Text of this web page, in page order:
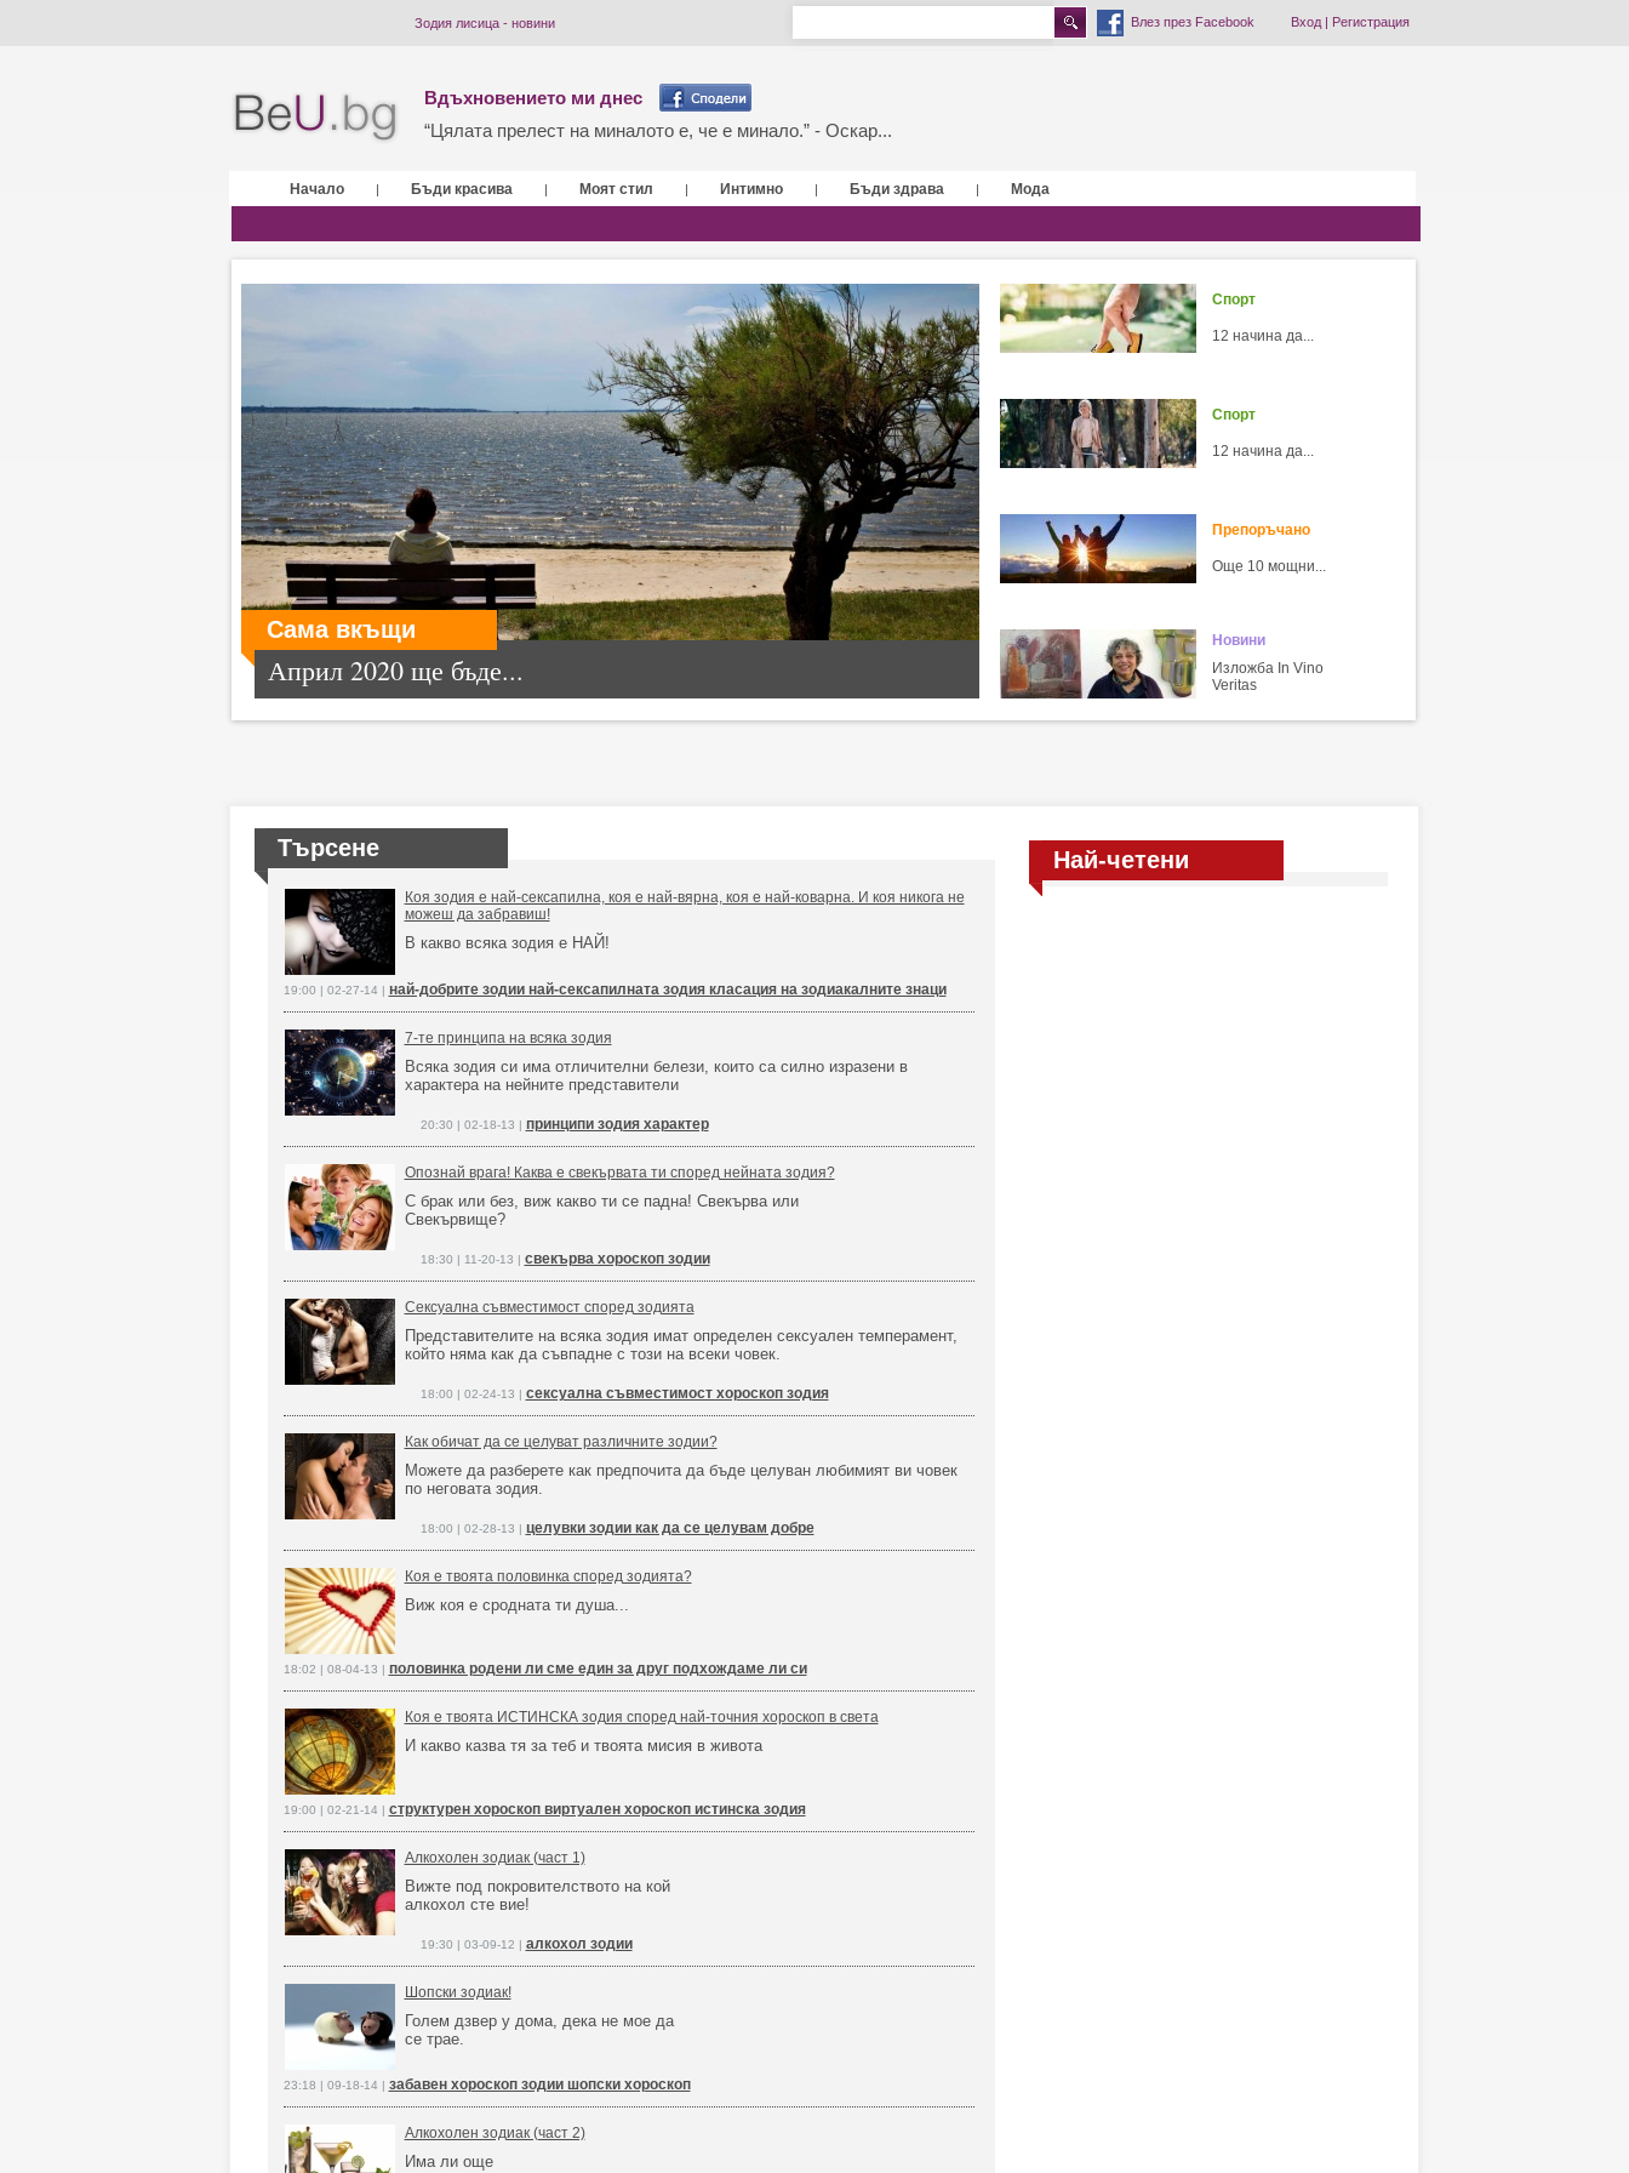
Зодия лисица - новини Влез през Facebook Вход| Регистрация
Вдъхновението ми днес
“Цялата прелест на миналото е, че е минало.” - Оскар...
Начало | Бъди красива | Моят стил | Интимно | Бъди здрава | Мода
Сама вкъщи
Април 2020 ще бъде...
Спорт
12 начина да...
Спорт
12 начина да...
Препоръчано
Още 10 мощни...
Новини
Изложба In Vino
Veritas
Търсене
Коя зодия е най-сексапилна, коя е най-вярна, коя е най-коварна. И коя никога не
можеш да забравиш!
В какво всяка зодия е НАЙ!
19:00 | 02-27-14 | най-добрите зодии най-сексапилната зодия класация на зодиакалните знаци
7-те принципа на всяка зодия
Всяка зодия си има отличителни белези, които са силно изразени в
характера на нейните представители
20:30 | 02-18-13 | принципи зодия характер
Опознай врага! Каква е свекървата ти според нейната зодия?
С брак или без, виж какво ти се падна! Свекърва или
Свекървище?
18:30 | 11-20-13 | свекърва хороскоп зодии
Сексуална съвместимост според зодията
Представителите на всяка зодия имат определен сексуален темперамент,
който няма как да съвпадне с този на всеки човек.
18:00 | 02-24-13 | сексуална съвместимост хороскоп зодия
Как обичат да се целуват различните зодии?
Можете да разберете как предпочита да бъде целуван любимият ви човек
по неговата зодия.
18:00 | 02-28-13 | целувки зодии как да се целувам добре
Коя е твоята половинка според зодията?
Виж коя е сродната ти душа...
18:02 | 08-04-13 | половинка родени ли сме един за друг подхождаме ли си
Коя е твоята ИСТИНСКА зодия според най-точния хороскоп в света
И какво казва тя за теб и твоята мисия в живота
19:00 | 02-21-14 | структурен хороскоп виртуален хороскоп истинска зодия
Алкохолен зодиак (част 1)
Вижте под покровителството на кой
алкохол сте вие!
19:30 | 03-09-12 | алкохол зодии
Шопски зодиак!
Голем дзвер у дома, дека не мое да
се трае.
23:18 | 09-18-14 | забавен хороскоп зодии шопски хороскоп
Алкохолен зодиак (част 2)
Има ли още
Най-четени